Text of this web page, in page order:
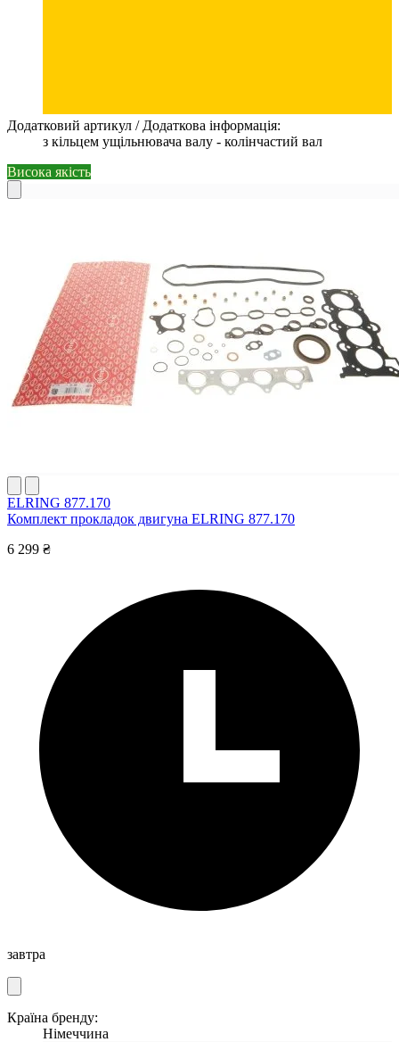
Додатковий артикул / Додаткова інформація:
з кільцем ущільнювача валу - колінчастий вал
Висока якість
ELRING 877.170
Комплект прокладок двигуна ELRING 877.170
6 299 ₴
завтра
Країна бренду:
Німеччина